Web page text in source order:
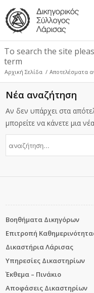
To search the site
term
Αρχική Σελίδα / Αποτελέσματα
Νέα αναζήτηση
Αν δεν υπάρχει στα
μπορείτε να κάνετε μια
Βοηθήματα Δικηγόρων
Επιτροπή
Δικαστήρια Λάρισας
Υπηρεσίες Δικαστηρίων
Έκθεμα – Πινάκιο
Αποφάσεις Δικαστηρίων